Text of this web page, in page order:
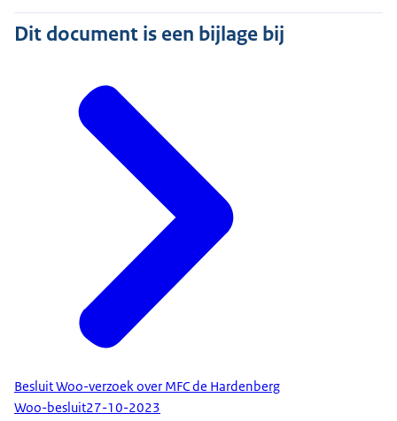
Dit document is een bijlage bij
Besluit Woo-verzoek over MFC de Hardenberg
Woo-besluit27-10-2023